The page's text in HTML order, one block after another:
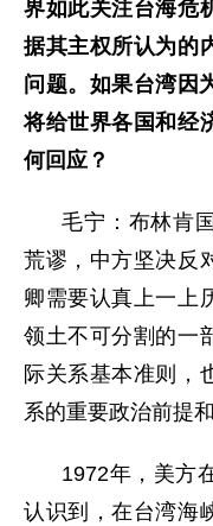
界如此关注台海危
据其主权所认为的
问题。如果台湾因
将给世界各国和经
何回应？
毛宁：布林肯
荒谬，中方坚决反
卿需要认真上一上
领土不可分割的一
际关系基本准则，
系的重要政治前提和
1972年，美方
认识到，在台湾海